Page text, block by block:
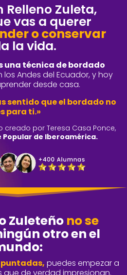
Relleno Zuleta,
vas a querer
o conservar
la vida.
una técnica de bordado
los Andes del Ecuador, y hoy
desde casa.
sentido que el bordado no
para ti.»
creado por Teresa Casa Ponce,
Popular de Iberoamérica.
Zuleteño no se
otro en el
puedes empezar a